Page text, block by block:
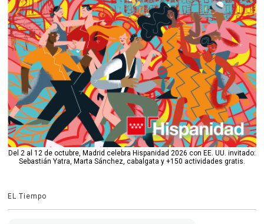
Del 2 al 12 de octubre, Madrid celebra Hispanidad 2026 con EE. UU. invitado:
Sebastián Yatra, Marta Sánchez, cabalgata y +150 actividades gratis.
EL Tiempo